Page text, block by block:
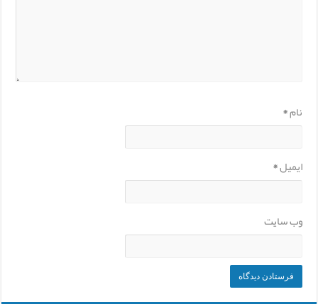
نام*
ایمیل*
وب‌ سایت